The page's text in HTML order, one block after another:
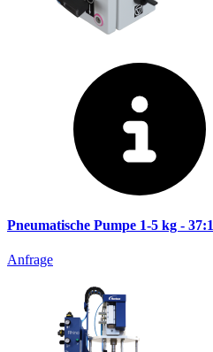
Pneumatische Pumpe 1-5 kg - 37:1
Anfrage